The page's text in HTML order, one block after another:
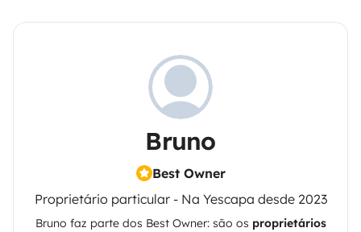
Bruno
Best Owner
Proprietário particular - Na Yescapa desde 2023
Bruno faz parte dos Best Owner: são os proprietários